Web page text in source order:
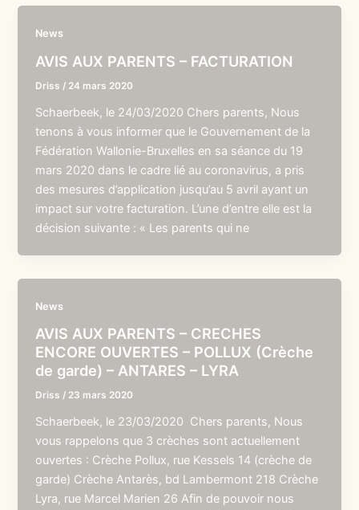
News
AVIS AUX PARENTS – FACTURATION
Driss / 24 mars 2020
Schaerbeek, le 24/03/2020 Chers parents, Nous
tenons à vous informer que le Gouvernement de la
Fédération Wallonie-Bruxelles en sa séance du 19
mars 2020 dans le cadre lié au coronavirus, a pris
des mesures d’application jusqu’au 5 avril ayant un
impact sur votre facturation. L’une d’entre elle est la
décision suivante : « Les parents qui ne
News
AVIS AUX PARENTS – CRECHES
ENCORE OUVERTES – POLLUX (Crèche
de garde) – ANTARES – LYRA
Driss / 23 mars 2020
Schaerbeek, le 23/03/2020 Chers parents, Nous
vous rappelons que 3 crèches sont actuellement
ouvertes : Crèche Pollux, rue Kessels 14 (crèche de
garde) Crèche Antarès, bd Lambermont 218 Crèche
Lyra, rue Marcel Marien 26 Afin de pouvoir nous